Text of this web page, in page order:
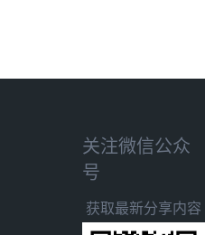
关注微信公众
号
获取最新分享内容